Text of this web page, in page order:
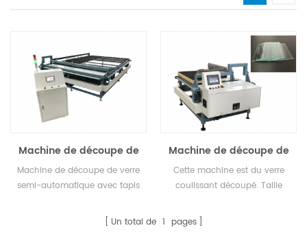
Machine de découpe de
verre semi-automatique
Machine de découpe de verre
semi-automatique avec tapis
Machine de découpe de
lames de microscope
(semi-automatique)
Cette machine est du verre
coulissant découpé. Taille
mm, coupé à 25,4*72,6*1,1 mm
Un total de 1 pages